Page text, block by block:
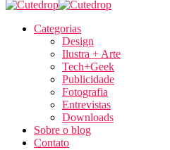
Categorias
Design
Ilustra + Arte
Tech+Geek
Publicidade
Fotografia
Entrevistas
Downloads
Sobre o blog
Contato